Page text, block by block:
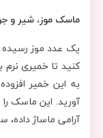
ماسک موز، شیر و
یک عدد موز رسیده
کنید تا خمیری
به این خمیر
آرامی ماساژ